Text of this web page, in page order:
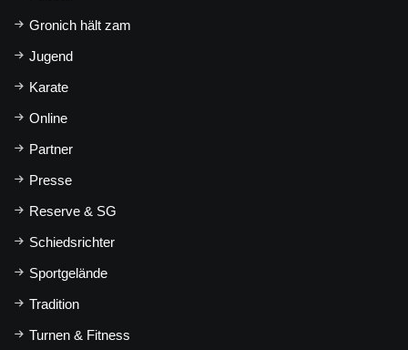
Gronich hält zam
Jugend
Karate
Online
Partner
Presse
Reserve & SG
Schiedsrichter
Sportgelände
Tradition
Turnen & Fitness